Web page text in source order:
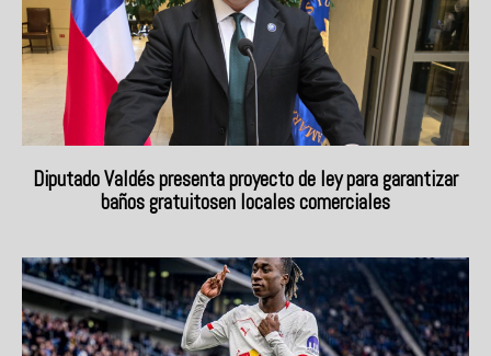
Diputado Valdés presenta proyecto de ley para garantizar
baños gratuitosen locales comerciales